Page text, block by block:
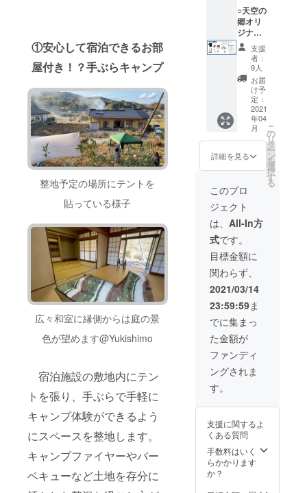
①安心して宿泊できるお部
屋付き！？手ぶらキャンプ
整地予定の場所にテントを
貼っている様子
広々和室に縁側からは庭の景
色が望めます@Yukishimo
宿泊施設の敷地内にテン
トを張り、手ぶらで手軽に
キャンプ体験ができるよう
にスペースを整地します。
キャンプファイヤーやバー
ベキューなど土地を存分に
器具）
がセッ
トに
なって
いま
す！ ※
イメー
ジです
ので、
実物と
色、デ
ザイ
ン、サ
イズ等
が若干
異なる
場合が
ござい
ます。
ボトル/
ポータ
ブルス
テンレ
スマグ
カッ
プ）に
加え、
オリジ
ナル
トート
バック
とロゴ
入り
フェイ
スタオ
ル、さ
らに！
オリジ
ナルラ
ン
チャー
（調理
器具）
がセッ
トに
なって
いま
す！ ま
た、上
記に加
え、完
成した
ての”天
Yukishi
＞”宿泊
券（1泊
1グルー
プ8名様
まで）
○天空の
郷オリ
ジナル
セットB
＋宿泊
券＋ア
ウトド
ア体験
券 T
シャツ
＆天空
の郷オ
リジナ
ルアウ
トドア
セット
（アウ
トドア
ロー
チェア
＆テー
ブル/ア
ルミス
ポーツ
ボトル/
ポータ
ブルス
テンレ
スマグ
カッ
プ）に
加え、
オリジ
ナル
とロゴ
フェイ
スタオ
ル、さ
らに！
オリジ
支援
者：
9人
お届
け予
定：
2021
年04
月
詳細を見る
こ
の
リ
タ
ー
ン
を
選
択
す
る
このプロ
ジェクト
は、 All-In方
式です。
目標金額に
関わらず、
2021/03/14
23:59:59ま
でに集まっ
た金額が
ファンディ
ングされま
す。
支援に関するよ
くある質問
手数料はいく
らかかります
か？